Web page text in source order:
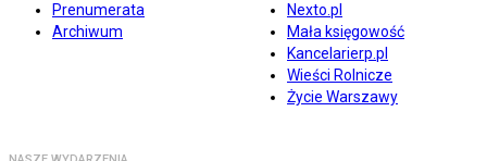
Prenumerata
Archiwum
Nexto.pl
Mała księgowość
Kancelarierp.pl
Wieści Rolnicze
Życie Warszawy